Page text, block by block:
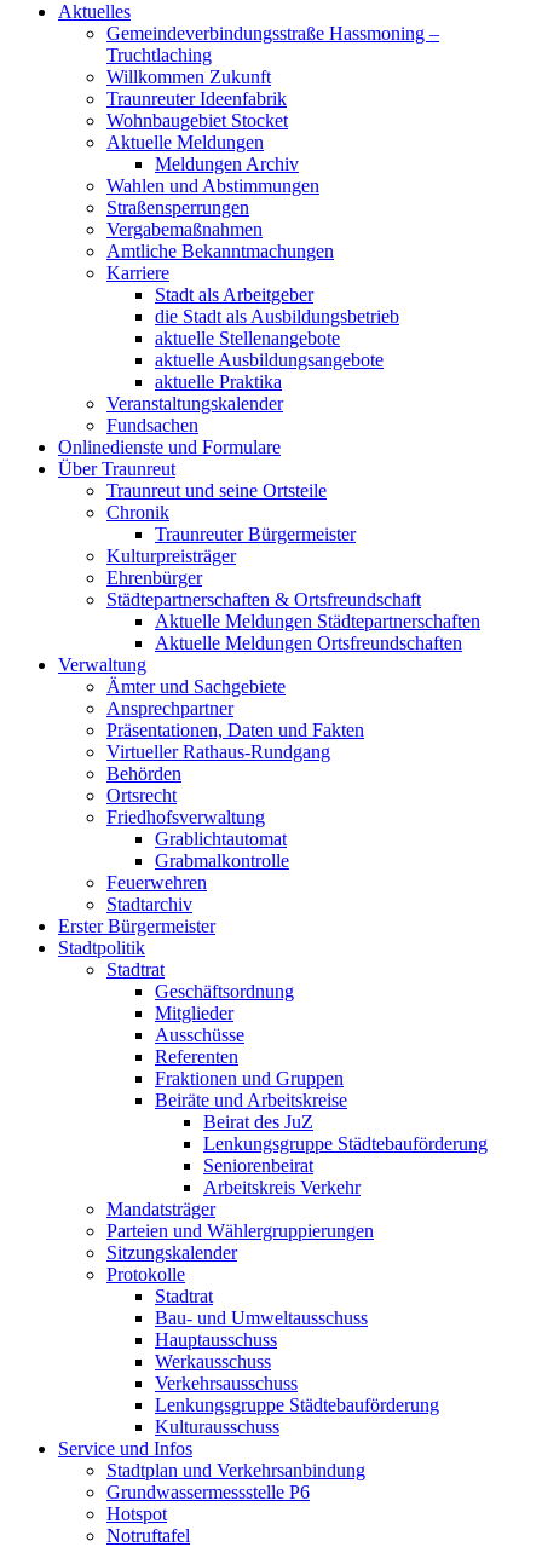
Aktuelles
Gemeindeverbindungsstraße Hassmoning –
Truchtlaching
Willkommen Zukunft
Traunreuter Ideenfabrik
Wohnbaugebiet Stocket
Aktuelle Meldungen
Meldungen Archiv
Wahlen und Abstimmungen
Straßensperrungen
Vergabemaßnahmen
Amtliche Bekanntmachungen
Karriere
Stadt als Arbeitgeber
die Stadt als Ausbildungsbetrieb
aktuelle Stellenangebote
aktuelle Ausbildungsangebote
aktuelle Praktika
Veranstaltungskalender
Fundsachen
Onlinedienste und Formulare
Über Traunreut
Traunreut und seine Ortsteile
Chronik
Traunreuter Bürgermeister
Kulturpreisträger
Ehrenbürger
Städtepartnerschaften & Ortsfreundschaft
Aktuelle Meldungen Städtepartnerschaften
Aktuelle Meldungen Ortsfreundschaften
Verwaltung
Ämter und Sachgebiete
Ansprechpartner
Präsentationen, Daten und Fakten
Virtueller Rathaus-Rundgang
Behörden
Ortsrecht
Friedhofsverwaltung
Grablichtautomat
Grabmalkontrolle
Feuerwehren
Stadtarchiv
Erster Bürgermeister
Stadtpolitik
Stadtrat
Geschäftsordnung
Mitglieder
Ausschüsse
Referenten
Fraktionen und Gruppen
Beiräte und Arbeitskreise
Beirat des JuZ
Lenkungsgruppe Städtebauförderung
Seniorenbeirat
Arbeitskreis Verkehr
Mandatsträger
Parteien und Wählergruppierungen
Sitzungskalender
Protokolle
Stadtrat
Bau- und Umweltausschuss
Hauptausschuss
Werkausschuss
Verkehrsausschuss
Lenkungsgruppe Städtebauförderung
Kulturausschuss
Service und Infos
Stadtplan und Verkehrsanbindung
Grundwassermessstelle P6
Hotspot
Notruftafel